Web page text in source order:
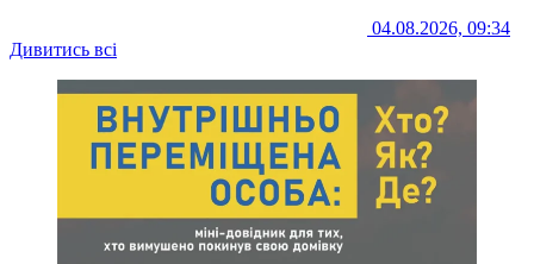
04.08.2026, 09:34
Дивитись всі